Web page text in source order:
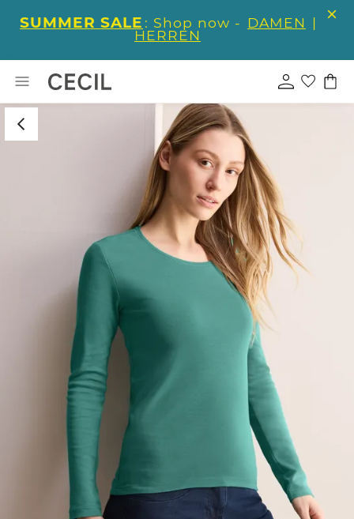
SUMMER SALE : Shop now - DAMEN |
HERREN